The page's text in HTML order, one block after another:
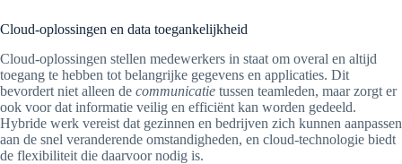
Cloud-oplossingen en data toegankelijkheid
Cloud-oplossingen stellen medewerkers in staat om overal en altijd
toegang te hebben tot belangrijke gegevens en applicaties. Dit
bevordert niet alleen de communicatie tussen teamleden, maar zorgt er
ook voor dat informatie veilig en efficiënt kan worden gedeeld.
Hybride werk vereist dat gezinnen en bedrijven zich kunnen aanpassen
aan de snel veranderende omstandigheden, en cloud-technologie biedt
de flexibiliteit die daarvoor nodig is.